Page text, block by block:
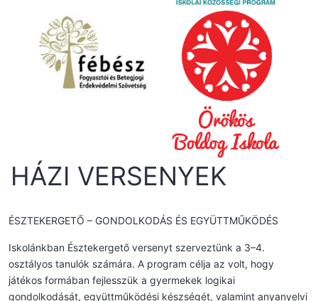
HÁZI VERSENYEK
ÉSZTEKERGETŐ – GONDOLKODÁS ÉS EGYÜTTMŰKÖDÉS
Iskolánkban Észtekergető versenyt szerveztünk a 3–4.
osztályos tanulók számára. A program célja az volt, hogy
játékos formában fejlesszük a gyermekek logikai
gondolkodását, együttműködési készségét, valamint anyanyelvi